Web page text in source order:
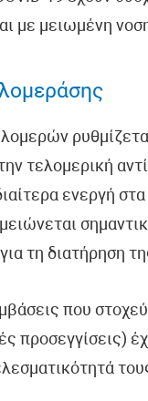
με μειωμένη
τελομερική
ενεργή
τη διατήρηση
που
προσεγγίσεις)